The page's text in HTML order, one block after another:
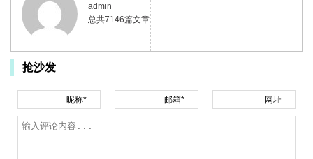
admin
总共7146篇文章
抢沙发
昵称* 邮箱* 网址